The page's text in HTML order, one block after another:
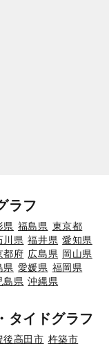
ラフ
県 福島県 東京都
川県 福井県 愛知県
都府 広島県 岡山県
県 愛媛県 福岡県
島県 沖縄県
タイドグラフ
後高田市 杵築市